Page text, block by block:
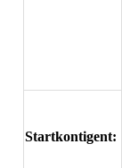
Startkontigent: